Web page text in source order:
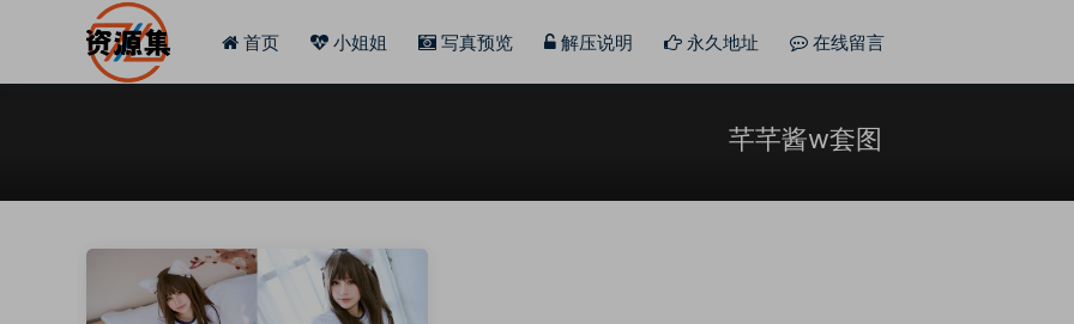
首页 小姐姐 写真预览 解压说明 永久地址 在线留言
芊芊酱w套图